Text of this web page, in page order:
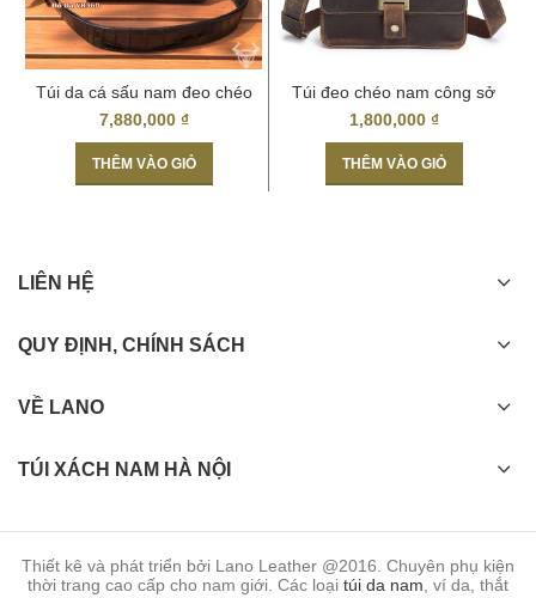
Túi da cá sấu nam đeo chéo
màu đen
7,880,000 ₫
THÊM VÀO GIỎ
Túi đeo chéo nam công sở
đựng tài liệu A4 KT57
1,800,000 ₫
THÊM VÀO GIỎ
LIÊN HỆ
QUY ĐỊNH, CHÍNH SÁCH
VỀ LANO
TÚI XÁCH NAM HÀ NỘI
Thiết kê và phát triển bởi Lano Leather @2016. Chuyên phụ kiện
thời trang cao cấp cho nam giới. Các loại túi da nam , ví da, thắt